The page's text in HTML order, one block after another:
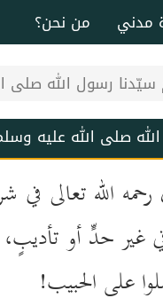
من نحن؟ مدني
رسول الله صلى
صلى الله عليه
رحمه الله تعالى
غير حدٍّ أو
على الحبيب!